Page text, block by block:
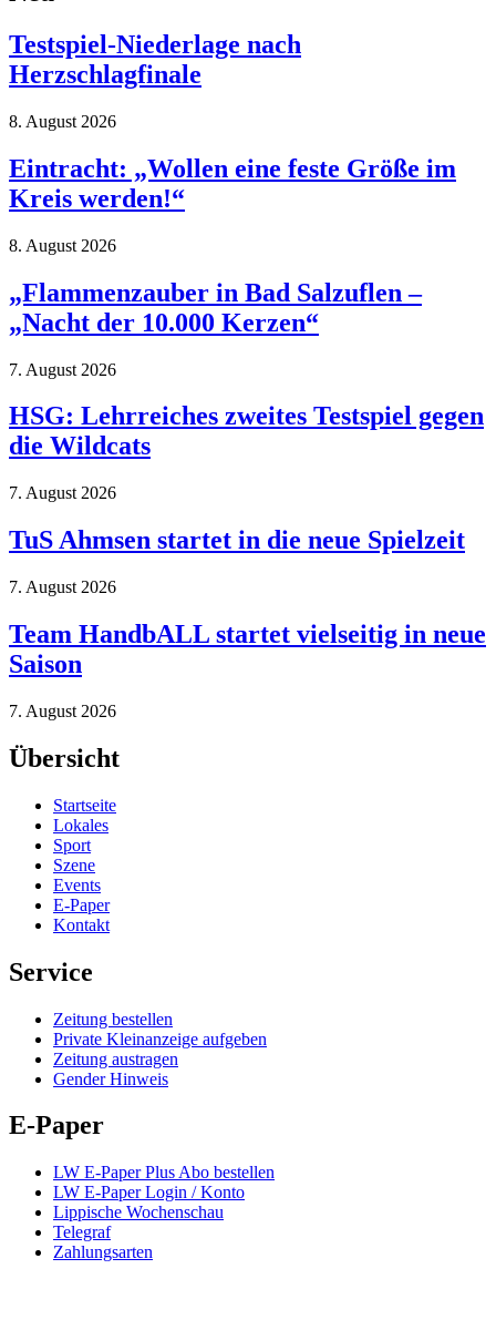
Testspiel-Niederlage nach
Herzschlagfinale
8. August 2026
Eintracht: „Wollen eine feste Größe im
Kreis werden!“
8. August 2026
„Flammenzauber in Bad Salzuflen –
„Nacht der 10.000 Kerzen“
7. August 2026
HSG: Lehrreiches zweites Testspiel gegen
die Wildcats
7. August 2026
TuS Ahmsen startet in die neue Spielzeit
7. August 2026
Team HandbALL startet vielseitig in neue
Saison
7. August 2026
Übersicht
Startseite
Lokales
Sport
Szene
Events
E-Paper
Kontakt
Service
Zeitung bestellen
Private Kleinanzeige aufgeben
Zeitung austragen
Gender Hinweis
E-Paper
LW E-Paper Plus Abo bestellen
LW E-Paper Login / Konto
Lippische Wochenschau
Telegraf
Zahlungsarten